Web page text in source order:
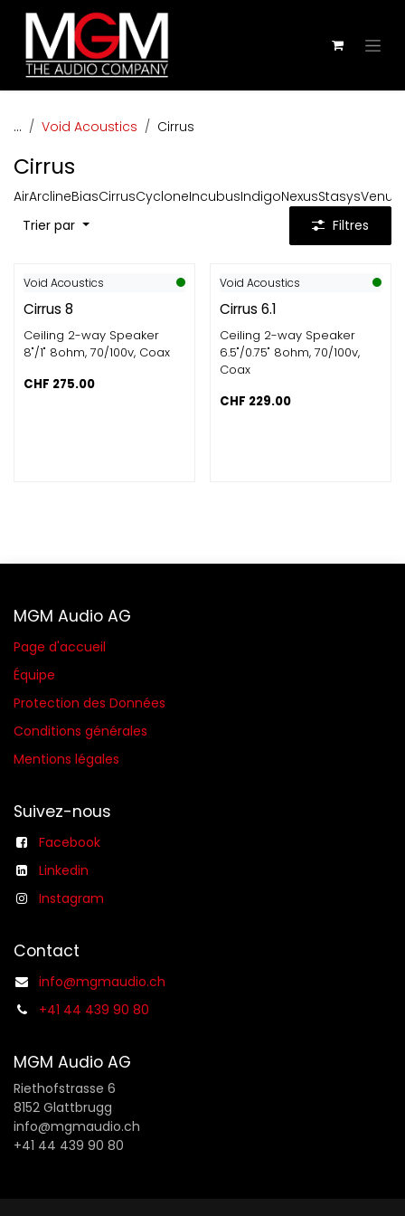
Se rendre au contenu
... Void Acoustics Cirrus
Cirrus
AirArclineBiasCirrusCycloneIncubusIndigoNexusStasysVenu
Trier par
Filtres
Void Acoustics
Cirrus 8
Ceiling 2-way Speaker
8"/1" 8ohm, 70/100v, Coax
CHF 275.00
Void Acoustics
Cirrus 6.1
Ceiling 2-way Speaker
6.5"/0.75" 8ohm, 70/100v,
Coax
CHF 229.00
MGM Audio AG
Page d'accueil
Équipe
Protection des Données
Conditions générales​
Mentions légales
Suivez-nous
Facebook
Linkedin
Instagram
Contact
info@mgmaudio.ch
+41 44 439 90 80
MGM Audio AG
Riethofstrasse 6
8152 Glattbrugg
info@mgmaudio.ch
+41 44 439 90 80